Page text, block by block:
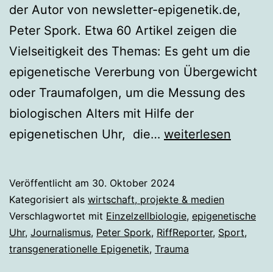
der Autor von newsletter-epigenetik.de,
Peter Spork. Etwa 60 Artikel zeigen die
Vielseitigkeit des Themas: Es geht um die
epigenetische Vererbung von Übergewicht
oder Traumafolgen, um die Messung des
biologischen Alters mit Hilfe der
epigenetischen Uhr, die… Neues
Berichten
zur
Epigenetik
weiterlesen
Veröffentlicht am 30. Oktober 2024
Kategorisiert als wirtschaft, projekte & medien
Verschlagwortet mit Einzelzellbiologie, epigenetische
Uhr, Journalismus, Peter Spork, RiffReporter, Sport,
transgenerationelle Epigenetik, Trauma